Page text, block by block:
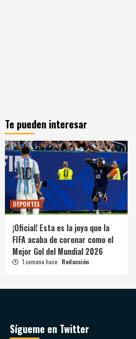
Te pueden interesar
DEPORTES
¡Oficial! Esta es la joya que la
FIFA acaba de coronar como el
Mejor Gol del Mundial 2026
1 semana hace Redacción
Sígueme en Twitter